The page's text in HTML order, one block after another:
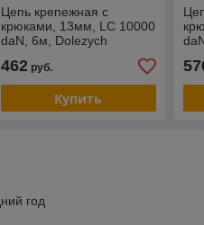
Цепь крепежная с
крюками, 13мм, LC 10000
daN, 6м, Dolezych
462руб.
Купить
год